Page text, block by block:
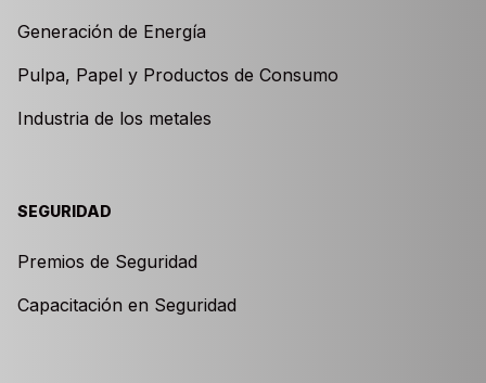
Generación de Energía
Pulpa, Papel y Productos de Consumo
Industria de los metales
SEGURIDAD
Premios de Seguridad
Capacitación en Seguridad